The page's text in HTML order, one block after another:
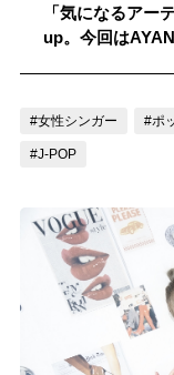
#男性SSW #ポッ
記事一覧
お問い合わせ
ログイン
muevoクラウドフ
「気になるアー
up。今回は
#女性シンガー #ポ
#J-POP